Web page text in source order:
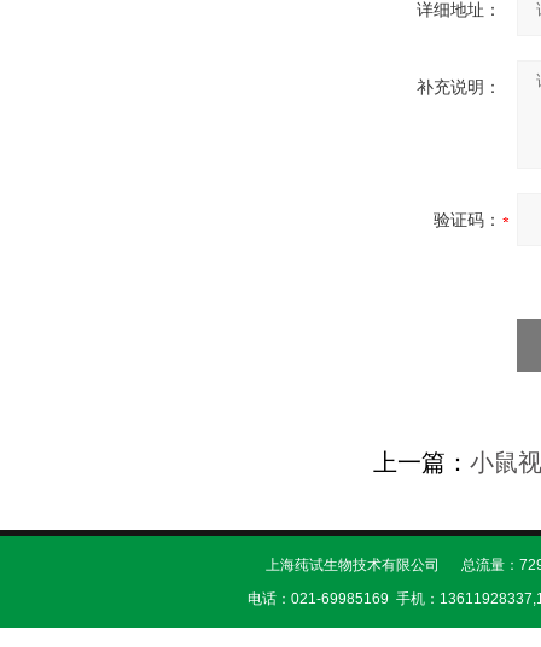
详细地址：
补充说明：
验证码：
上一篇： 小鼠
上海莼试生物技术有限公司 总流量：
电话：021-69985169 手机：